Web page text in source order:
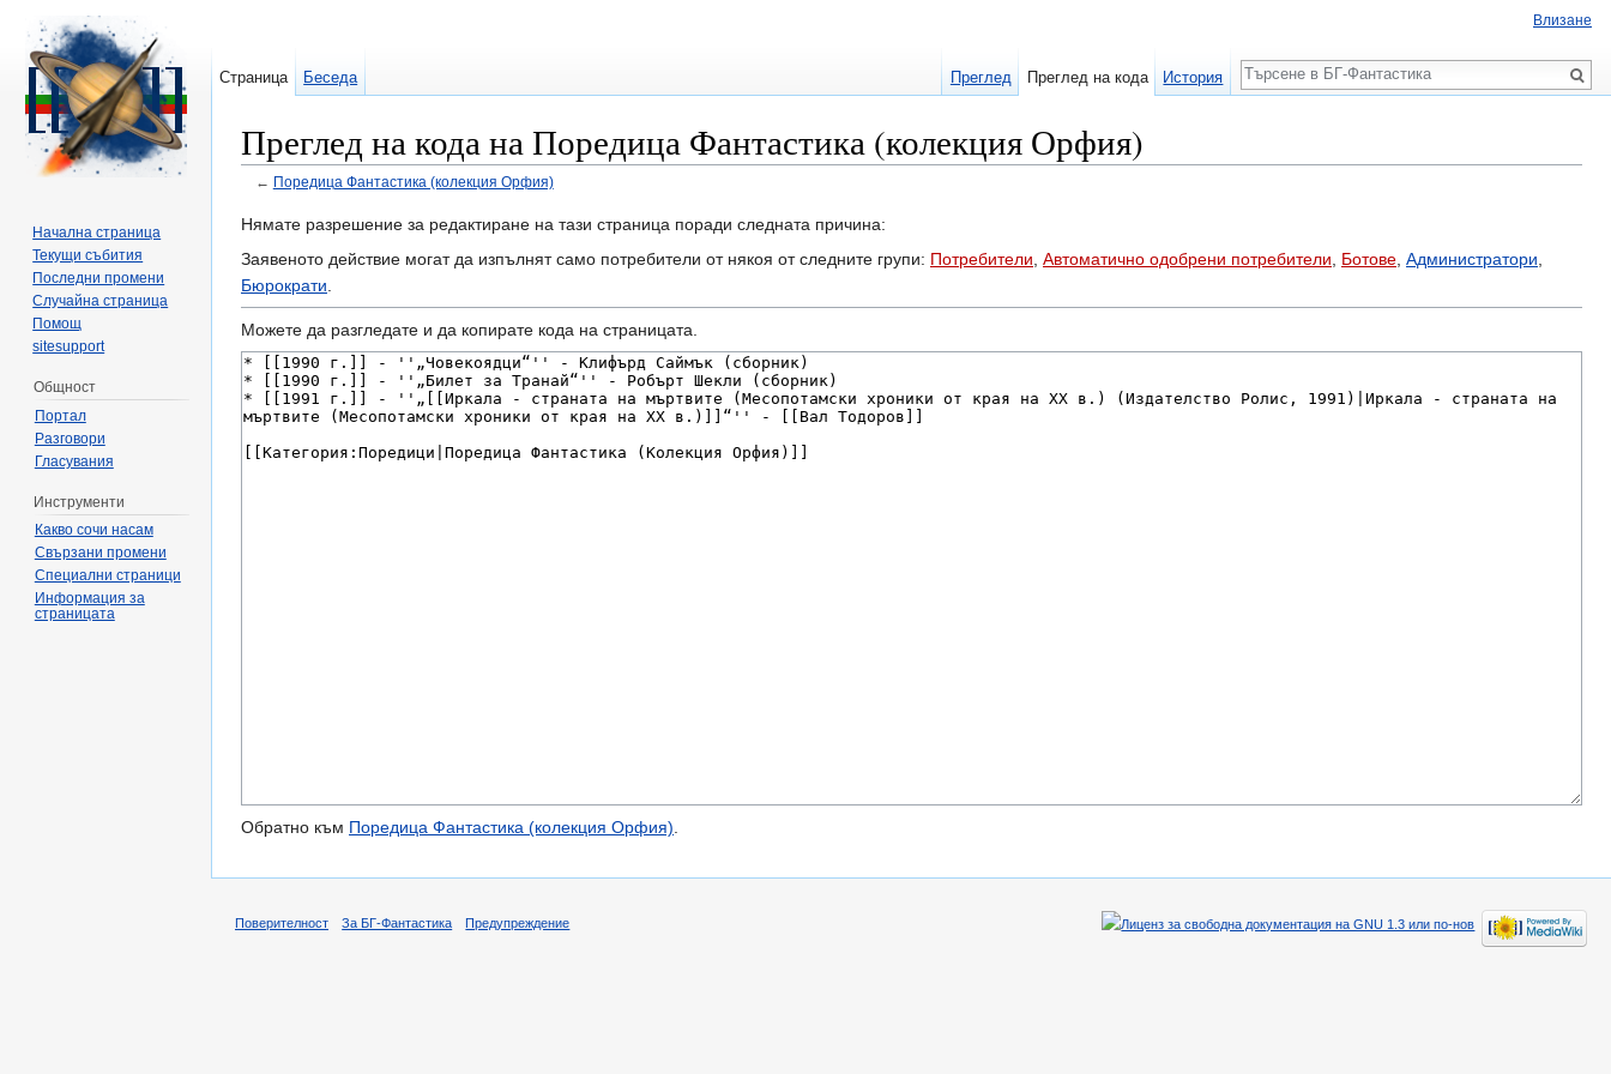
Преглед на кода на Поредица Фантастика (колекция Орфия)
← Поредица Фантастика (колекция Орфия)
Нямате разрешение за редактиране на тази страница поради следната причина:
Заявеното действие могат да изпълнят само потребители от някоя от следните групи: Потребители Автоматично одобрени потребители Ботове Администратори
Бюрократи
Можете да разгледате и да копирате кодa на страницата.
Обратно към Поредица Фантастика (колекция Орфия).
Влизане
Страница Беседа Преглед Преглед на кода История
Търсене
Начална страница
Текущи събития
Последни промени
Случайна страница
Помощ
sitesupport
Общност
Портал
Разговори
Гласувания
Инструменти
Какво сочи насам
Свързани промени
Специални страници
Информация за
страницата
Поверителност За БГ-Фантастика Предупреждение